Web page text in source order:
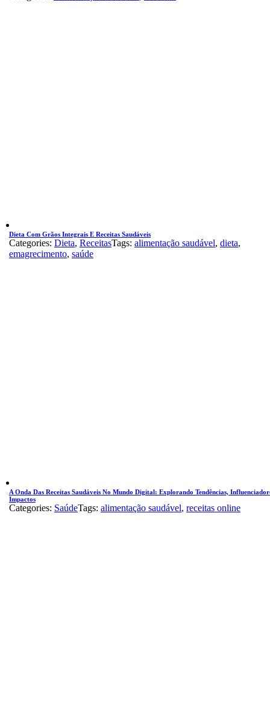
Dieta Com Grãos Integrais E Receitas Saudáveis
Categories: Dieta, ReceitasTags: alimentação saudável, dieta,
emagrecimento, saúde
A Onda Das Receitas Saudáveis No Mundo Digital: Explorando Tendências,
Impactos
Categories: SaúdeTags: alimentação saudável, receitas online